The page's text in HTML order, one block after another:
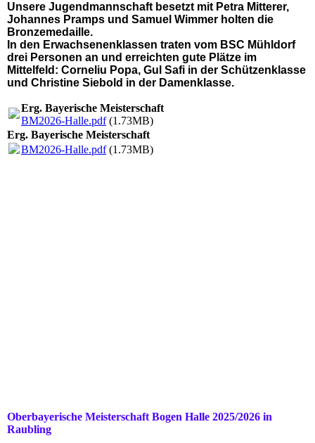
Unsere Jugendmannschaft besetzt mit Petra Mitterer,
Johannes Pramps und Samuel Wimmer holten die
Bronzemedaille.
In den Erwachsenenklassen traten vom BSC Mühldorf
drei Personen an und erreichten gute Plätze im
Mittelfeld: Corneliu Popa, Gul Safi in der Schützenklasse
und Christine Siebold in der Damenklasse.
Erg. Bayerische Meisterschaft
BM2026-Halle.pdf(1.73MB)
Erg. Bayerische Meisterschaft
BM2026-Halle.pdf(1.73MB)
Oberbayerische Meisterschaft Bogen Halle 2025/2026 in
Raubling